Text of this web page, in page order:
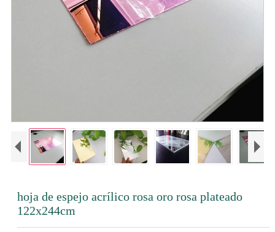
hoja de espejo acrílico rosa oro rosa plateado
122x244cm